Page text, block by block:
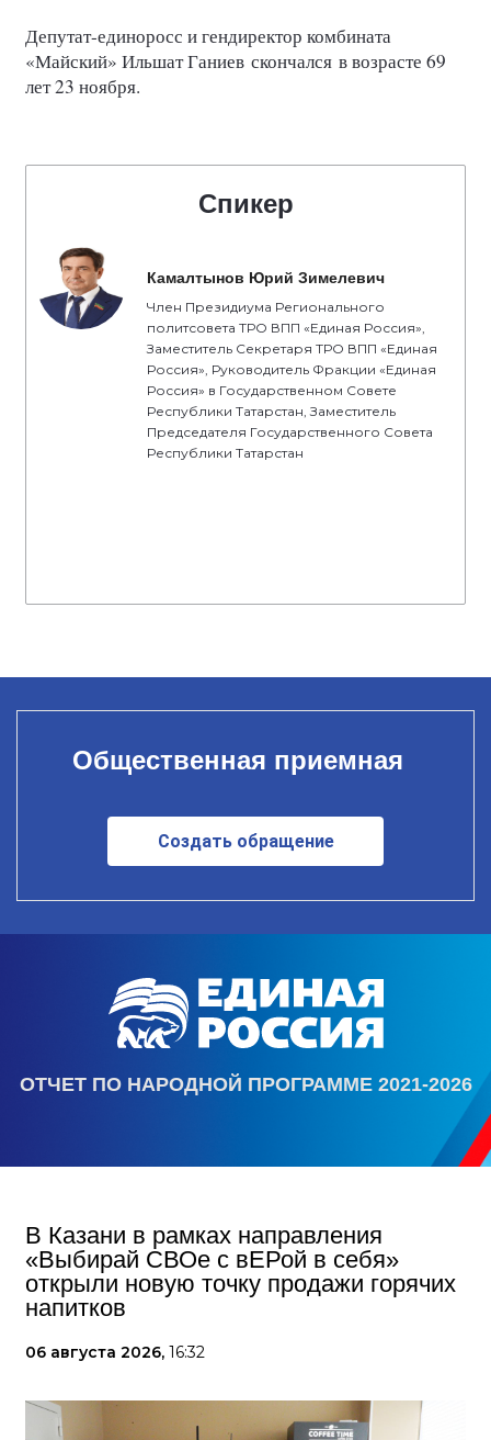
Депутат-единоросс и гендиректор комбината
«Майский» Ильшат Ганиев скончался в возрасте 69
лет 23 ноября.
Спикер
Камалтынов Юрий Зимелевич
Член Президиума Регионального
политсовета ТРО ВПП «Единая Россия»,
Заместитель Секретаря ТРО ВПП «Единая
Россия», Руководитель Фракции «Единая
Россия» в Государственном Совете
Республики Татарстан, Заместитель
Председателя Государственного Совета
Республики Татарстан
Общественная приемная
Создать обращение
ОТЧЕТ ПО НАРОДНОЙ ПРОГРАММЕ 2021-2026
В Казани в рамках направления
«Выбирай СВОе с вЕРой в себя»
открыли новую точку продажи горячих
напитков
06 августа 2026, 16:32